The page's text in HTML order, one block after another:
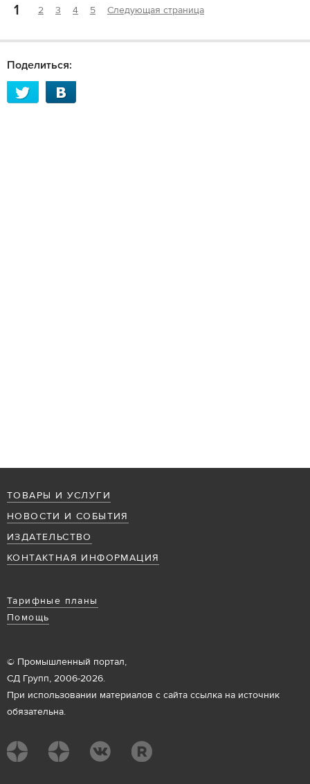
1 2 3 4 5 Следующая страница
Поделиться:
ТОВАРЫ И УСЛУГИ
НОВОСТИ И СОБЫТИЯ
ИЗДАТЕЛЬСТВО
КОНТАКТНАЯ ИНФОРМАЦИЯ
Тарифные планы
Помощь
© Промышленный портал,
СД Групп, 2006-2026.
При использовании материалов с сайта ссылка на источник
обязательна.